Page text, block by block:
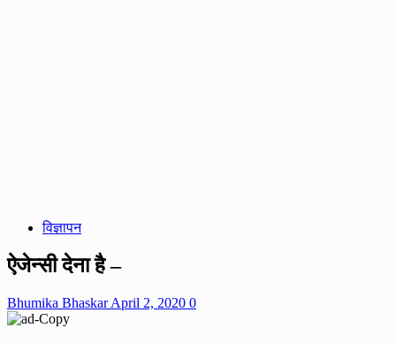
विज्ञापन
ऐजेन्सी देना है –
Bhumika BhaskarApril 2, 2020 0